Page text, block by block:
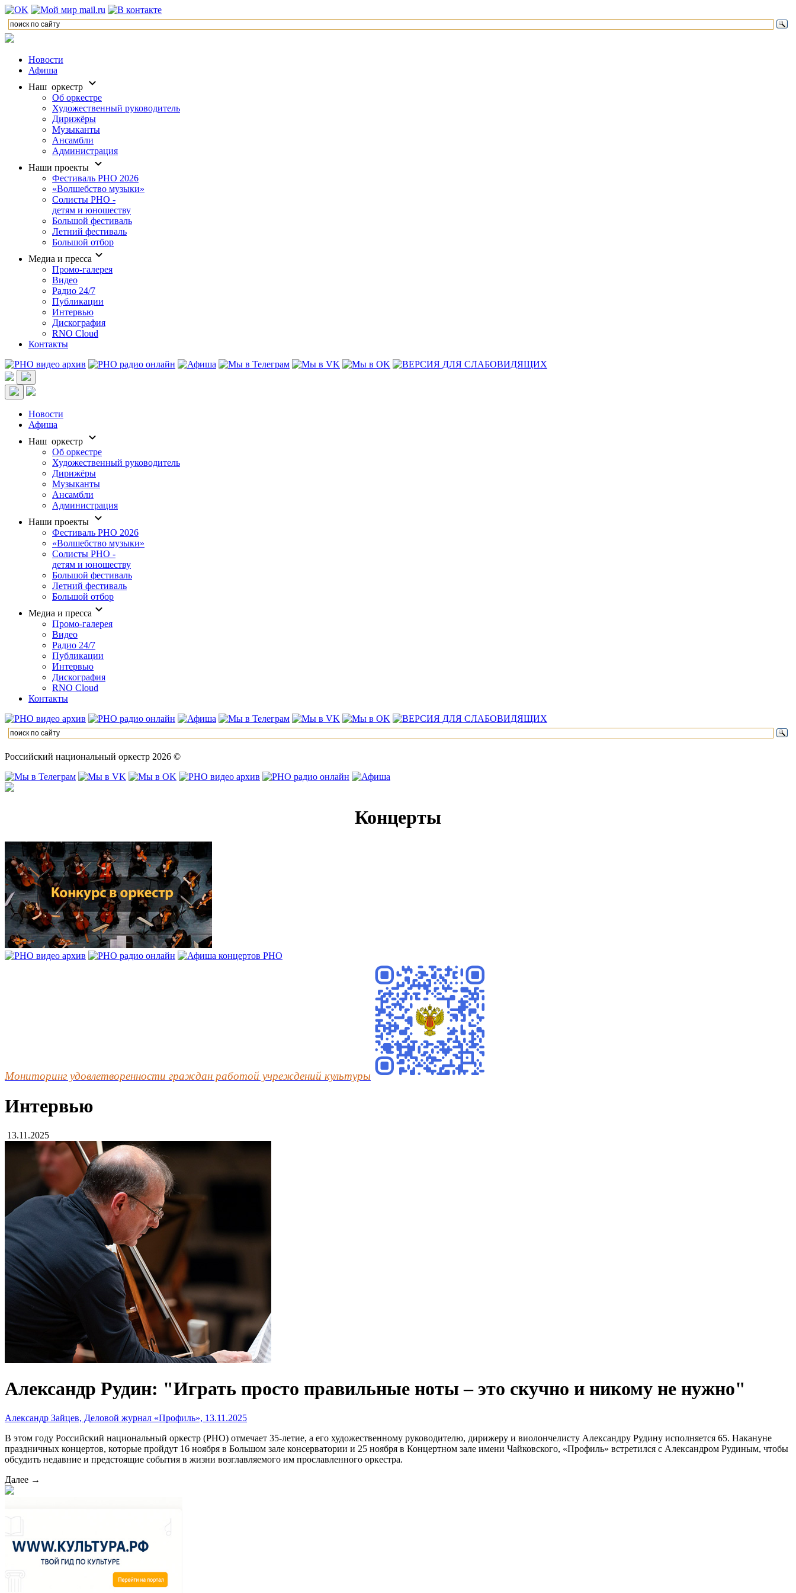
Новости
Афиша
Наш оркестр
Об оркестре
Художественный руководитель
Дирижёры
Музыканты
Ансамбли
Администрация
Наши проекты
Фестиваль РНО 2026
«Волшебство музыки»
Солисты РНО -
детям и юношеству
Большой фестиваль
Летний фестиваль
Большой отбор
Медиа и пресса
Промо-галерея
Видео
Радио 24/7
Публикации
Интервью
Дискография
RNO Cloud
Контакты
Новости
Афиша
Наш оркестр
Об оркестре
Художественный руководитель
Дирижёры
Музыканты
Ансамбли
Администрация
Наши проекты
Фестиваль РНО 2026
«Волшебство музыки»
Солисты РНО -
детям и юношеству
Большой фестиваль
Летний фестиваль
Большой отбор
Медиа и пресса
Промо-галерея
Видео
Радио 24/7
Публикации
Интервью
Дискография
RNO Cloud
Контакты
Российский национальный оркестр 2026 ©
Концерты
Мониторинг удовлетворенности граждан работой учреждений культуры
Интервью
13.11.2025
Александр Рудин: "Играть просто правильные ноты – это скучно и никому не нужно"
Александр Зайцев, Деловой журнал «Профиль», 13.11.2025
В этом году Российский национальный оркестр (РНО) отмечает 35-летие, а его художественному руководителю, дирижеру и виолончелисту Александру Рудину исполняется 65. Накануне
праздничных концертов, которые пройдут 16 ноября в Большом зале консерватории и 25 ноября в Концертном зале имени Чайковского, «Профиль» встретился с Александром Рудиным, чтобы
обсудить недавние и предстоящие события в жизни возглавляемого им прославленного оркестра.
Далее →